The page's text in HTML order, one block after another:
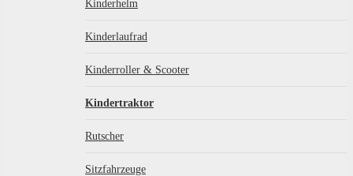
Kinderhelm
Kinderlaufrad
Kinderroller & Scooter
Kindertraktor
Rutscher
Sitzfahrzeuge